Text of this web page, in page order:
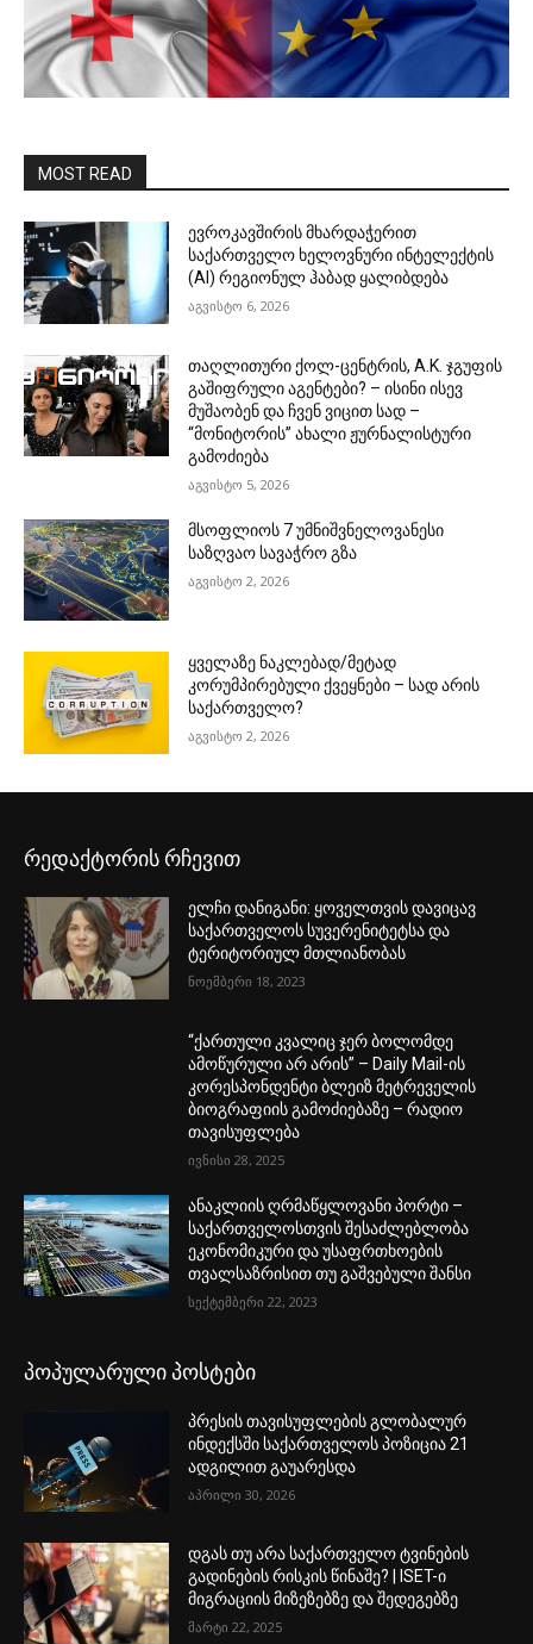
MOST READ
ევროკავშირის მხარდაჭერით
საქართველო ხელოვნური ინტელექტის
(AI) რეგიონულ ჰაბად ყალიბდება
აგვისტო 6, 2026
თაღლითური ქოლ-ცენტრის, A.K. ჯგუფის
გაშიფრული აგენტები? – ისინი ისევ
მუშაობენ და ჩვენ ვიცით სად –
“მონიტორის” ახალი ჟურნალისტური
გამოძიება
აგვისტო 5, 2026
მსოფლიოს 7 უმნიშვნელოვანესი
საზღვაო სავაჭრო გზა
აგვისტო 2, 2026
ყველაზე ნაკლებად/მეტად
კორუმპირებული ქვეყნები – სად არის
საქართველო?
აგვისტო 2, 2026
რედაქტორის რჩევით
ელჩი დანიგანი: ყოველთვის დავიცავ
საქართველოს სუვერენიტეტსა და
ტერიტორიულ მთლიანობას
ნოემბერი 18, 2023
“ქართული კვალიც ჯერ ბოლომდე
ამოწურული არ არის” – Daily Mail-ის
კორესპონდენტი ბლეიზ მეტრეველის
ბიოგრაფიის გამოძიებაზე – რადიო
თავისუფლება
ივნისი 28, 2025
ანაკლიის ღრმაწყლოვანი პორტი –
საქართველოსთვის შესაძლებლობა
ეკონომიკური და უსაფრთხოების
თვალსაზრისით თუ გაშვებული შანსი
სექტემბერი 22, 2023
პოპულარული პოსტები
პრესის თავისუფლების გლობალურ
ინდექსში საქართველოს პოზიცია 21
ადგილით გაუარესდა
აპრილი 30, 2026
დგას თუ არა საქართველო ტვინების
გადინების რისკის წინაშე? | ISET-ი
მიგრაციის მიზეზებზე და შედეგებზე
მარტი 22, 2025